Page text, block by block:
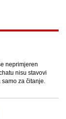
neprimjeren
nisu stavovi
za čitanje.